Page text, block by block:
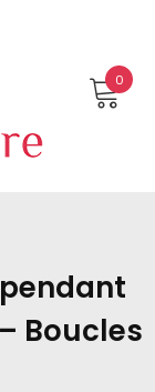
0
Boucles